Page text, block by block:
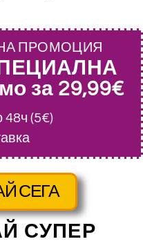
ПРОМОЦИЯ
за 29,99€
48ч (5€)
СЕГА
СУПЕР